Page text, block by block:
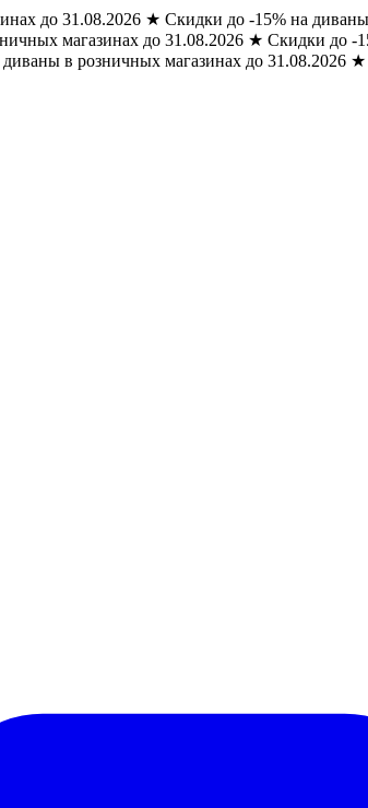
до 31.08.2026 ★ Скидки до -15% на
магазинах до 31.08.2026 ★ Скидки до -
в розничных магазинах до 31.08.2026 ★